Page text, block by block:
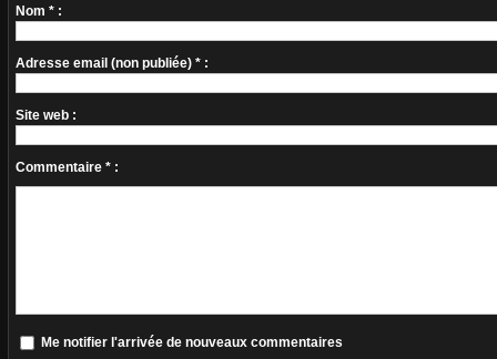
Nom * :
Adresse email (non publiée) * :
Site web :
Commentaire * :
Me notifier l'arrivée de nouveaux commentaires